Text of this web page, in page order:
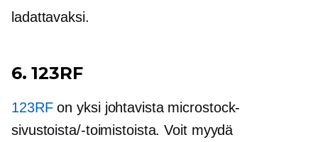
ladattavaksi.
6. 123RF
123RFon yksi johtavista microstock-
sivustoista/-toimistoista. Voit myydä